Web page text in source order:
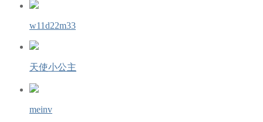
w11d22m33
天使小公主
meinv